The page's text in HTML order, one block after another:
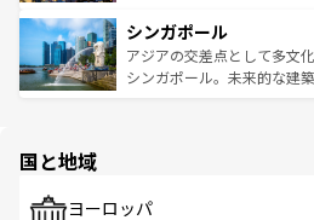
参照してほしい。
激する。気候は一年中温暖
が待っている。親しみやす
た文化、そして多様な観光
み、どこを訪れても感動す
ており、効率よく見どころ
うな絶景から文化的な体験
シンガポール
アジアの交差点として多文
シンガポール。未来的な建
で、ホーカーズは地元の風
国と地域
ヨーロッパ